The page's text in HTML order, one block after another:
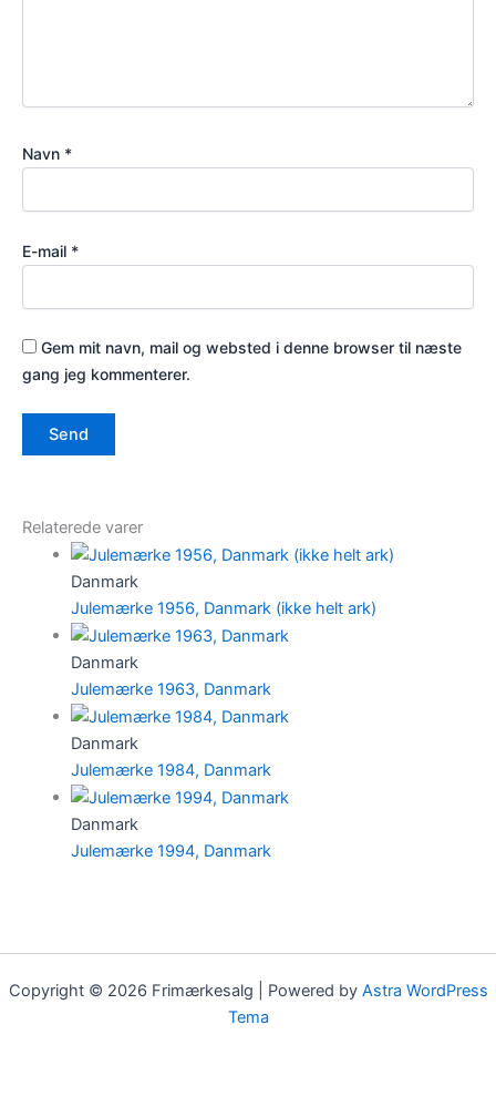
Navn *
E-mail *
Gem mit navn, mail og websted i denne browser til næste
gang jeg kommenterer.
Relaterede varer
Danmark
Julemærke 1956, Danmark (ikke helt ark)
Danmark
Julemærke 1963, Danmark
Danmark
Julemærke 1984, Danmark
Danmark
Julemærke 1994, Danmark
Copyright © 2026 Frimærkesalg | Powered by Astra WordPress
Tema